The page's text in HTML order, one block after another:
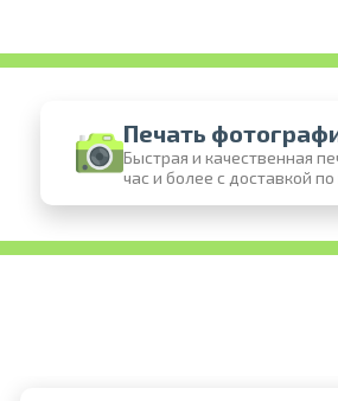
Печать
Быстрая и качественная
час и более с доставкой